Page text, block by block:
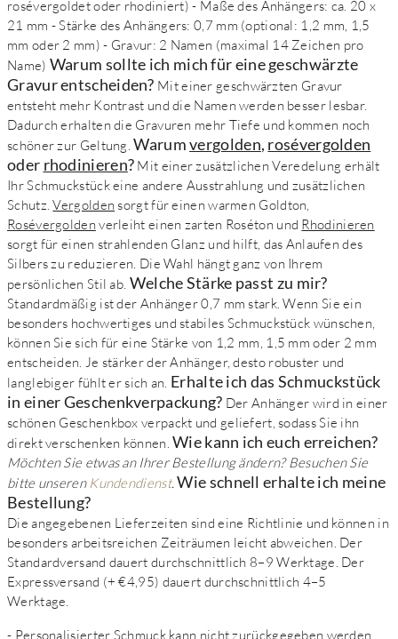
rosévergoldet oder rhodiniert) - Maße des Anhängers: ca. 20 x
21 mm - Stärke des Anhängers: 0,7 mm (optional: 1,2 mm, 1,5
mm oder 2 mm) - Gravur: 2 Namen (maximal 14 Zeichen pro
Name) Warum sollte ich mich für eine geschwärzte
Gravur entscheiden? Mit einer geschwärzten Gravur
entsteht mehr Kontrast und die Namen werden besser lesbar.
Dadurch erhalten die Gravuren mehr Tiefe und kommen noch
schöner zur Geltung.Warumvergolden, rosévergolden
oder rhodinieren? Mit einer zusätzlichen Veredelung erhält
Ihr Schmuckstück eine andere Ausstrahlung und zusätzlichen
Schutz.Vergolden sorgt für einen warmen Goldton,
Rosévergolden verleiht einen zarten Roséton und Rhodinieren
sorgt für einen strahlenden Glanz und hilft, das Anlaufen des
Silbers zu reduzieren. Die Wahl hängt ganz von Ihrem
persönlichen Stil ab. Welche Stärke passt zu mir?
Standardmäßig ist der Anhänger 0,7 mm stark. Wenn Sie ein
besonders hochwertiges und stabiles Schmuckstück wünschen,
können Sie sich für eine Stärke von 1,2 mm, 1,5 mm oder 2 mm
entscheiden. Je stärker der Anhänger, desto robuster und
langlebiger fühlt er sich an. Erhalte ich das Schmuckstück
in einer Geschenkverpackung? Der Anhänger wird in einer
schönen Geschenkbox verpackt und geliefert, sodass Sie ihn
direkt verschenken können.Wie kann ich euch erreichen?
Möchten Sie etwas an Ihrer Bestellung ändern? Besuchen Sie
bitte unseren Kundendienst. Wie schnell erhalte ich meine
Bestellung?
Die angegebenen Lieferzeiten sind eine Richtlinie und können in
besonders arbeitsreichen Zeiträumen leicht abweichen. Der
Standardversand dauert durchschnittlich 8–9 Werktage. Der
Expressversand (+ €4,95) dauert durchschnittlich 4–5
Werktage.
- Personalisierter Schmuck kann nicht zurückgegeben werden.